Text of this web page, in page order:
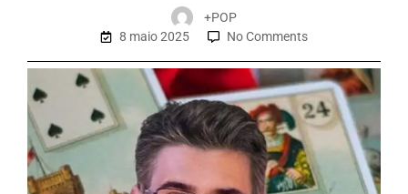
+POP
8 maio 2025
No Comments